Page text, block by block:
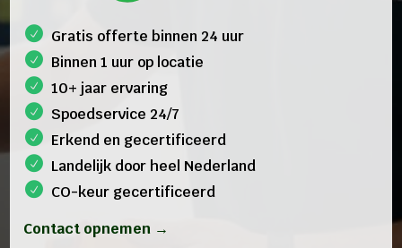
Gratis offerte binnen 24 uur
Binnen 1 uur op locatie
10+ jaar ervaring
Spoedservice 24/7
Erkend en gecertificeerd
Landelijk door heel Nederland
CO-keur gecertificeerd
Contact opnemen →